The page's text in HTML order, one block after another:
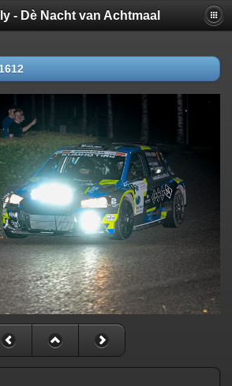
- Dè Nacht van Achtmaal